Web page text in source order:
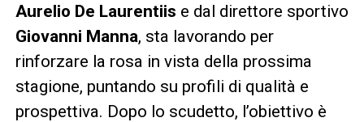
Aurelio De Laurentiis e dal direttore sportivo
Giovanni Manna, sta lavorando per
rinforzare la rosa in vista della prossima
stagione, puntando su profili di qualità e
prospettiva. Dopo lo scudetto, l’obiettivo è